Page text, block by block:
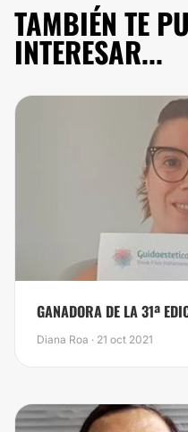
TAMBIÉN TE
INTERESAR...
GANADORA DE LA 31ª
Diana Roa · 21 oct 2021